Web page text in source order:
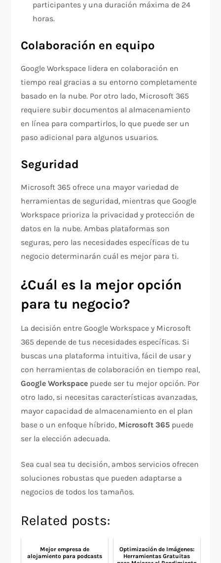
participantes y una duración máxima de 24
horas.
Colaboración en equipo
Google Workspace lidera en colaboración en
tiempo real gracias a su entorno completamente
basado en la nube. Por otro lado, Microsoft 365
requiere subir documentos al almacenamiento
en línea para compartirlos, lo que puede ser un
paso adicional para algunos usuarios.
Seguridad
Microsoft 365 ofrece una mayor variedad de
herramientas de seguridad, mientras que Google
Workspace prioriza la privacidad y protección de
datos en la nube. Ambas plataformas son
seguras, pero las necesidades específicas de tu
negocio determinarán cuál es mejor para ti.
¿Cuál es la mejor opción
para tu negocio?
La decisión entre Google Workspace y Microsoft
365 depende de tus necesidades específicas. Si
buscas una plataforma intuitiva, fácil de usar y
con herramientas de colaboración en tiempo real,
Google Workspace puede ser tu mejor opción. Por
otro lado, si necesitas características avanzadas,
mayor capacidad de almacenamiento en el plan
base o un enfoque híbrido, Microsoft 365 puede
ser la elección adecuada.
Sea cual sea tu decisión, ambos servicios ofrecen
soluciones robustas que pueden adaptarse a
negocios de todos los tamaños.
Related posts:
Mejor empresa de
alojamiento para podcasts
Optimización de Imágenes:
Herramientas Gratuitas